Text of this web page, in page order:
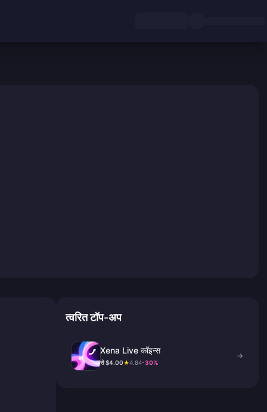
त्वरित टॉप-अप
Xena Live कॉइन्स
से $4.00★4.84-30%
→